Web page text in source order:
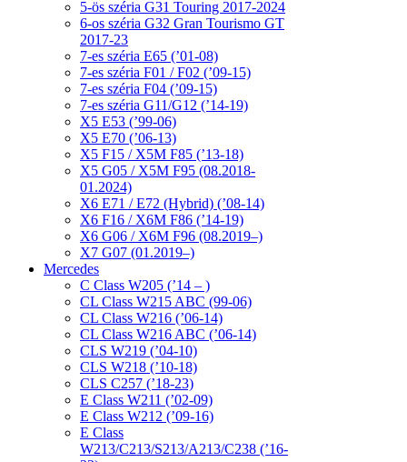
5-ös széria G31 Touring 2017-2024
6-os széria G32 Gran Tourismo GT
2017-23
7-es széria E65 (’01-08)
7-es széria F01 / F02 (’09-15)
7-es széria F04 (’09-15)
7-es széria G11/G12 (’14-19)
X5 E53 (’99-06)
X5 E70 (’06-13)
X5 F15 / X5M F85 (’13-18)
X5 G05 / X5M F95 (08.2018-
01.2024)
X6 E71 / E72 (Hybrid) (’08-14)
X6 F16 / X6M F86 (’14-19)
X6 G06 / X6M F96 (08.2019–)
X7 G07 (01.2019–)
Mercedes
C Class W205 (’14 – )
CL Class W215 ABC (99-06)
CL Class W216 (’06-14)
CL Class W216 ABC (’06-14)
CLS W219 (’04-10)
CLS W218 (’10-18)
CLS C257 (’18-23)
E Class W211 (’02-09)
E Class W212 (’09-16)
E Class
W213/C213/S213/A213/C238 (’16-